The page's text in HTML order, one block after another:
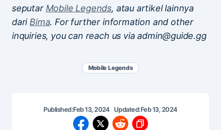
seputar Mobile Legends, atau artikel lainnya
dari Bima. For further information and other
inquiries, you can reach us via admin@guide.gg
Mobile Legends
Published:Feb 13, 2024 Updated:Feb 13, 2024